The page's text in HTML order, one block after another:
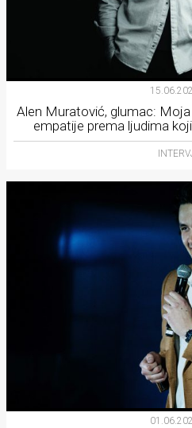
Alen Muratović, glumac:
empatije prema ljudima